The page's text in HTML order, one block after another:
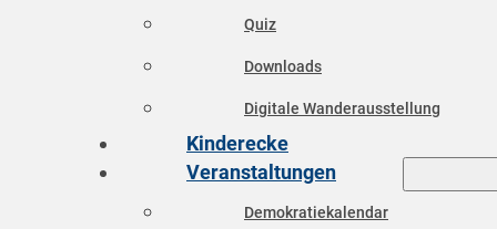
Quiz
Downloads
Digitale Wanderausstellung
Kinderecke
Veranstaltungen
Demokratiekalendar